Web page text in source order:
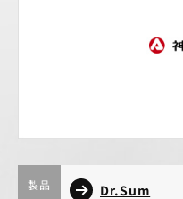
製品
Dr.Sum